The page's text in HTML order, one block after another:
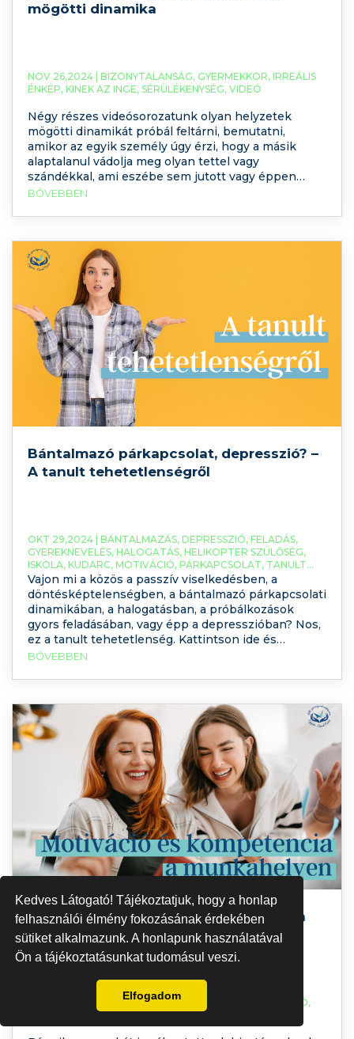
Kedves Látogató! Tájékoztatjuk, hogy a honlap
felhasználói élmény fokozásának érdekében
sütiket alkalmazunk. A honlapunk használatával
Ön a tájékoztatásunkat tudomásul veszi.
Elfogadom
mögötti dinamika
NOV 26,2024 | BIZONYTALANSÁG, GYERMEKKOR, IRREÁLIS
ÉNKÉP, KINEK AZ INGE, SÉRÜLÉKENYSÉG, VIDEÓ
Négy részes videósorozatunk olyan helyzetek
mögötti dinamikát próbál feltárni, bemutatni,
amikor az egyik személy úgy érzi, hogy a másik
alaptalanul vádolja meg olyan tettel vagy
szándékkal, ami eszébe sem jutott vagy éppen
érthetetlen módon támad rá és megalázó módon
Alfának, a másik személyt (aki értetlenül,
BŐVEBBEN
Bántalmazó párkapcsolat, depresszió? –
A tanult tehetetlenségről
OKT 29,2024 | BÁNTALMAZÁS, DEPRESSZIÓ, FELADÁS,
GYEREKNEVELÉS, HALOGATÁS, HELIKOPTER SZÜLŐSÉG,
ISKOLA, KUDARC, MOTIVÁCIÓ, PÁRKAPCSOLAT, TANULT
OPTIMIZMUS, TANULT TEHETELENSÉG
Vajon mi a közös a passzív viselkedésben, a
döntésképtelenségben, a bántalmazó párkapcsolati
dinamikában, a halogatásban, a próbálkozások
gyors feladásában, vagy épp a depresszióban? Nos,
ez a tanult tehetetlenség. Kattintson ide és
tekintse meg Györe Rita tanácsadó
tehetetlenségről! A tanult tehetetlenség az a
akkor,
BŐVEBBEN
Motiváció és flow-élmény a munkában
FLOW-ÉLMÉNY, KOMPETENCIA MOTIVÁCIÓ,